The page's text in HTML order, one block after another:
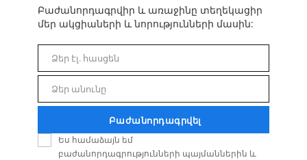
Բաժանորդագրվիր և առաջինը տեղեկացիր
մեր ակցիաների և նորությունների մասին:
Email
Ձեր էլ. հասցեն
Անուն
Ձեր անունը
Բաժանորդագրվել
Ես համաձայն եմ
բաժանորդագրությունների պայմաններին և